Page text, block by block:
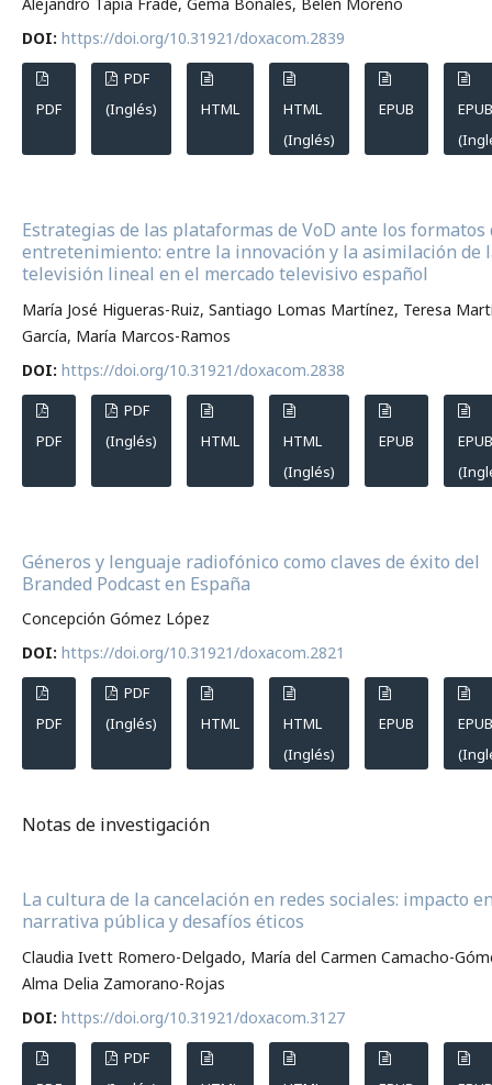
DOI: https://doi.org/10.31921/doxacom.2839
PDF
PDF
(Inglés)
HTML
HTML
(Inglés)
EPUB
Estrategias de las plataformas de VoD ante los formatos
entretenimiento: entre la innovación y la asimilación de
televisión lineal en el mercado televisivo español
María José Higueras-Ruiz, Santiago Lomas Martínez, Teresa
García, María Marcos-Ramos
DOI: https://doi.org/10.31921/doxacom.2838
PDF
PDF
(Inglés)
HTML
HTML
(Inglés)
EPUB
Géneros y lenguaje radiofónico como claves de éxito del
Branded Podcast en España
Concepción Gómez López
DOI: https://doi.org/10.31921/doxacom.2821
PDF
PDF
(Inglés)
HTML
HTML
(Inglés)
EPUB
Notas de investigación
La cultura de la cancelación en redes sociales: impacto
narrativa pública y desafíos éticos
Claudia Ivett Romero-Delgado, María del Carmen Camacho-
Alma Delia Zamorano-Rojas
DOI: https://doi.org/10.31921/doxacom.3127
PDF